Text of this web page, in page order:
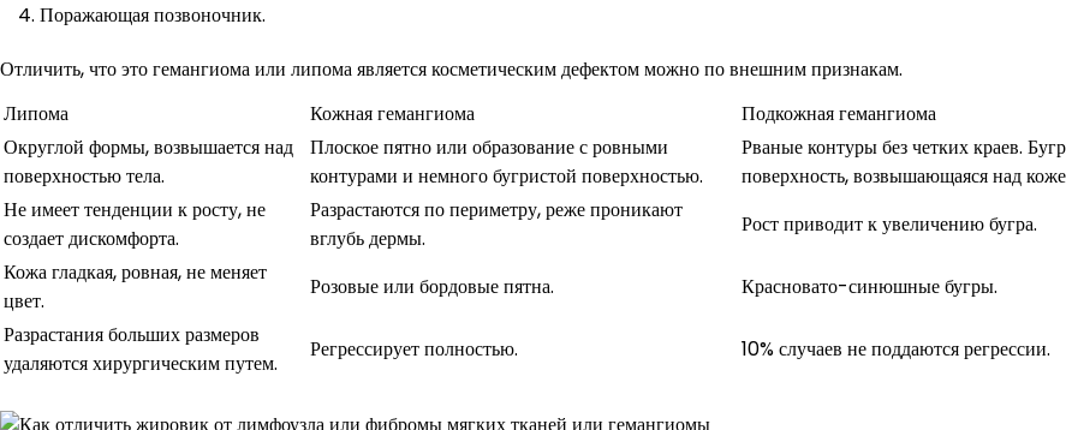
Поражающая позвоночник.
Отличить, что это гемангиома или липома является косметическим дефектом можно по внешним признакам.
Липома
Кожная гемангиома
Подкожная гемангиома
Округлой формы, возвышается над
поверхностью тела.
Плоское пятно или образование с ровными
контурами и немного бугристой поверхностью.
Рваные контуры без четких краев.
поверхность, возвышающаяся над
Не имеет тенденции к росту, не
создает дискомфорта.
Разрастаются по периметру, реже проникают
вглубь дермы.
Рост приводит к увеличению бугра.
Кожа гладкая, ровная, не меняет
цвет.
Розовые или бордовые пятна.
Красновато-синюшные бугры.
Разрастания больших размеров
удаляются хирургическим путем.
Регрессирует полностью. 10% случаев не поддаются регрессии.